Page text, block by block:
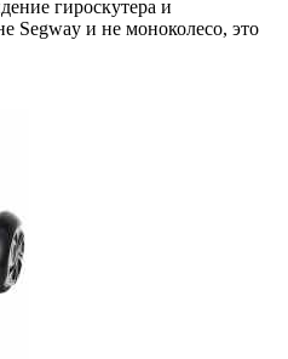
гироскутера и
Segway и не моноколесо, это